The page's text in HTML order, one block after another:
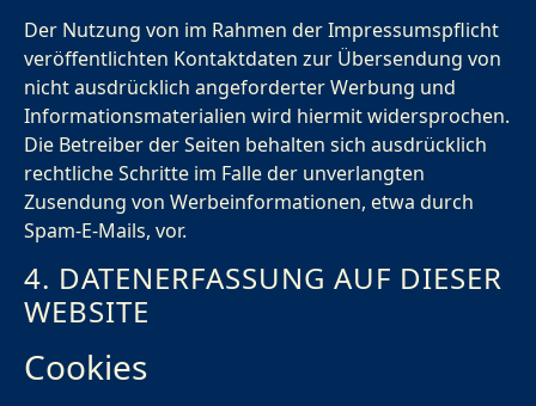
Der Nutzung von im Rahmen der Impressumspflicht
veröffentlichten Kontaktdaten zur Übersendung von
nicht ausdrücklich angeforderter Werbung und
Informationsmaterialien wird hiermit widersprochen.
Die Betreiber der Seiten behalten sich ausdrücklich
rechtliche Schritte im Falle der unverlangten
Zusendung von Werbeinformationen, etwa durch
Spam-E-Mails, vor.
4. DATENERFASSUNG AUF DIESER
WEBSITE
Cookies